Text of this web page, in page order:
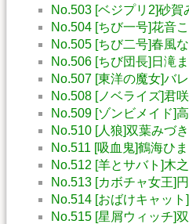
No.503 [ベジプリ2]砂賀
No.504 [ちび一号]花音
No.505 [ちび二号]春風
No.506 [ちび団長]日滝
No.507 [東洋の魔女]バ
No.508 [ノベライズ]君
No.509 [ゾンビメイド]
No.510 [人狼]双葉みづき
No.511 [吸血鬼]鶴海ひま
No.512 [羊とサバト]木
No.513 [カボチャ女王]
No.514 [おばけキャッ
No.515 [星屑ウィッチ]